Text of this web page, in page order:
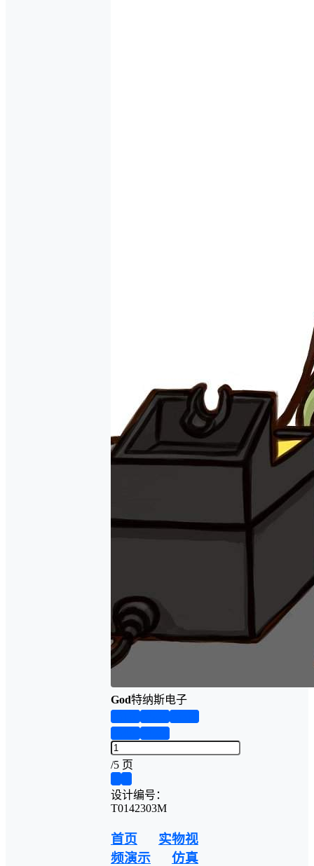
God特纳斯电子
/5 页
设计编号：
T0142303M
首页
实物视
频演示
仿真